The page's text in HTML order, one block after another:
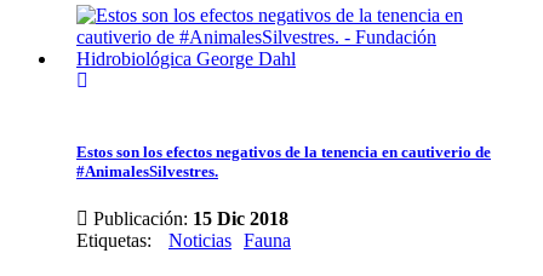
Estos son los efectos negativos de la tenencia en cautiverio de
#AnimalesSilvestres.
Publicación: 15 Dic 2018
Etiquetas: Noticias Fauna